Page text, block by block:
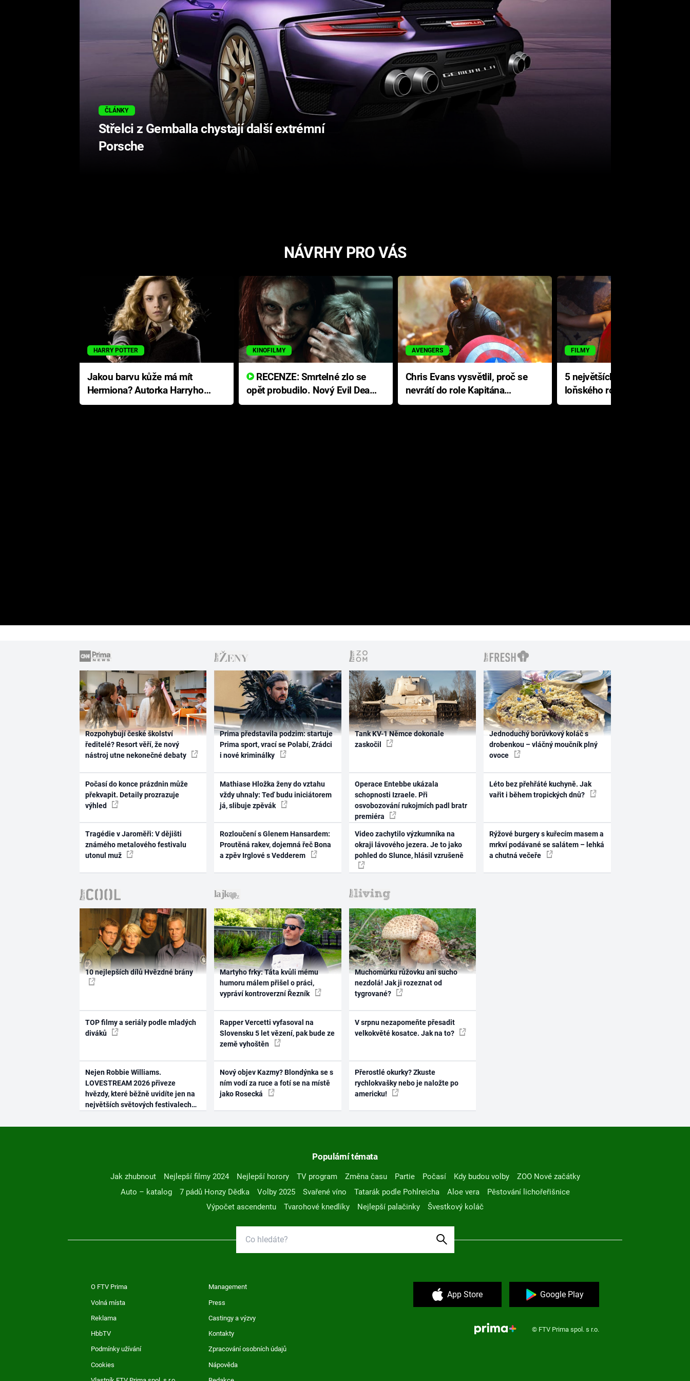
ČLÁNKY
Střelci z Gemballa chystají další extrémní
Porsche
NÁVRHY PRO VÁS
HARRY POTTER
Jakou barvu kůže má mít
Hermiona? Autorka Harryho
Pottera přišla s ráznou
KINOFILMY
RECENZE: Smrtelné zlo se
opět probudilo. Nový Evil Dead
přichází s neodolatelnou
AVENGERS
Chris Evans vysvětlil, proč se
nevrátí do role Kapitána
Ameriky
FILMY
5 největších propadáků
loňského roku: Disney na
jediné katastrofě prodělal 200
Rozpohybují české školství
ředitelé? Resort věří, že nový
nástroj utne nekonečné debaty
Počasí do konce prázdnin může
překvapit. Detaily prozrazuje
výhled
Tragédie v Jaroměři: V dějišti
známého metalového festivalu
utonul muž
Prima představila podzim: startuje
Prima sport, vrací se Polabí, Zrádci
i nové kriminálky
Mathiase Hložka ženy do vztahu
vždy uhnaly: Teď budu iniciátorem
já, slibuje zpěvák
Rozloučení s Glenem Hansardem:
Proutěná rakev, dojemná řeč Bona
a zpěv Irglové s Vedderem
Tank KV-1 Němce dokonale
zaskočil
Operace Entebbe ukázala
schopnosti Izraele. Při
osvobozování rukojmích padl bratr
premiéra
Video zachytilo výzkumníka na
okraji lávového jezera. Je to jako
pohled do Slunce, hlásil vzrušeně
Jednoduchý borůvkový koláč s
drobenkou – vláčný moučník plný
ovoce
Léto bez přehřáté kuchyně. Jak
vařit i během tropických dnů?
Rýžové burgery s kuřecím masem a
mrkví podávané se salátem – lehká
a chutná večeře
10 nejlepších dílů Hvězdné brány
TOP filmy a seriály podle mladých
diváků
Nejen Robbie Williams.
LOVESTREAM 2026 přiveze
hvězdy, které běžně uvidíte jen na
největších světových festivalech
Martyho frky: Táta kvůli mému
humoru málem přišel o práci,
vypráví kontroverzní Řezník
Rapper Vercetti vyfasoval na
Slovensku 5 let vězení, pak bude ze
země vyhoštěn
Nový objev Kazmy? Blondýnka se s
ním vodí za ruce a fotí se na místě
jako Rosecká
Muchomůrku růžovku ani sucho
nezdolá! Jak ji rozeznat od
tygrované?
V srpnu nezapomeňte přesadit
velkokvěté kosatce. Jak na to?
Přerostlé okurky? Zkuste
rychlokvašky nebo je naložte po
americku!
Populární témata
Jak zhubnout Nejlepší filmy 2024 Nejlepší horory TV program Změna času Partie Počasí Kdy budou volby
ZOO Nové začátky
Auto – katalog
7 pádů Honzy Dědka Volby 2025 Svařené víno Tatarák podle Pohlreicha Aloe vera
Pěstování lichořeřišnice
Výpočet ascendentu
Tvarohové knedlíky Nejlepší palačinky Švestkový koláč
O FTV Prima Management
Volná místa Press
Reklama Castingy a výzvy
HbbTV Kontakty
Podmínky užívání Zpracování osobních údajů
Cookies Nápověda
App Store Google Play
© FTV Prima spol. s r.o.